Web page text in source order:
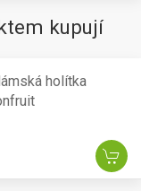
kupují
holítka